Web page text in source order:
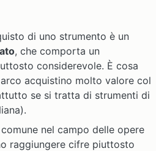
di uno strumento è un
, che comporta un
considerevole. È cosa
acquistino molto valore col
se si tratta di strumenti di
nel campo delle opere
raggiungere cifre piuttosto